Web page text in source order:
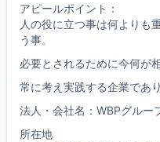
アピールポイント：
人の役に立つ事は何よりも
う事。
必要とされるために今何が
常に考え実践する企業であ
法人・会社名：WBPグルー
所在地